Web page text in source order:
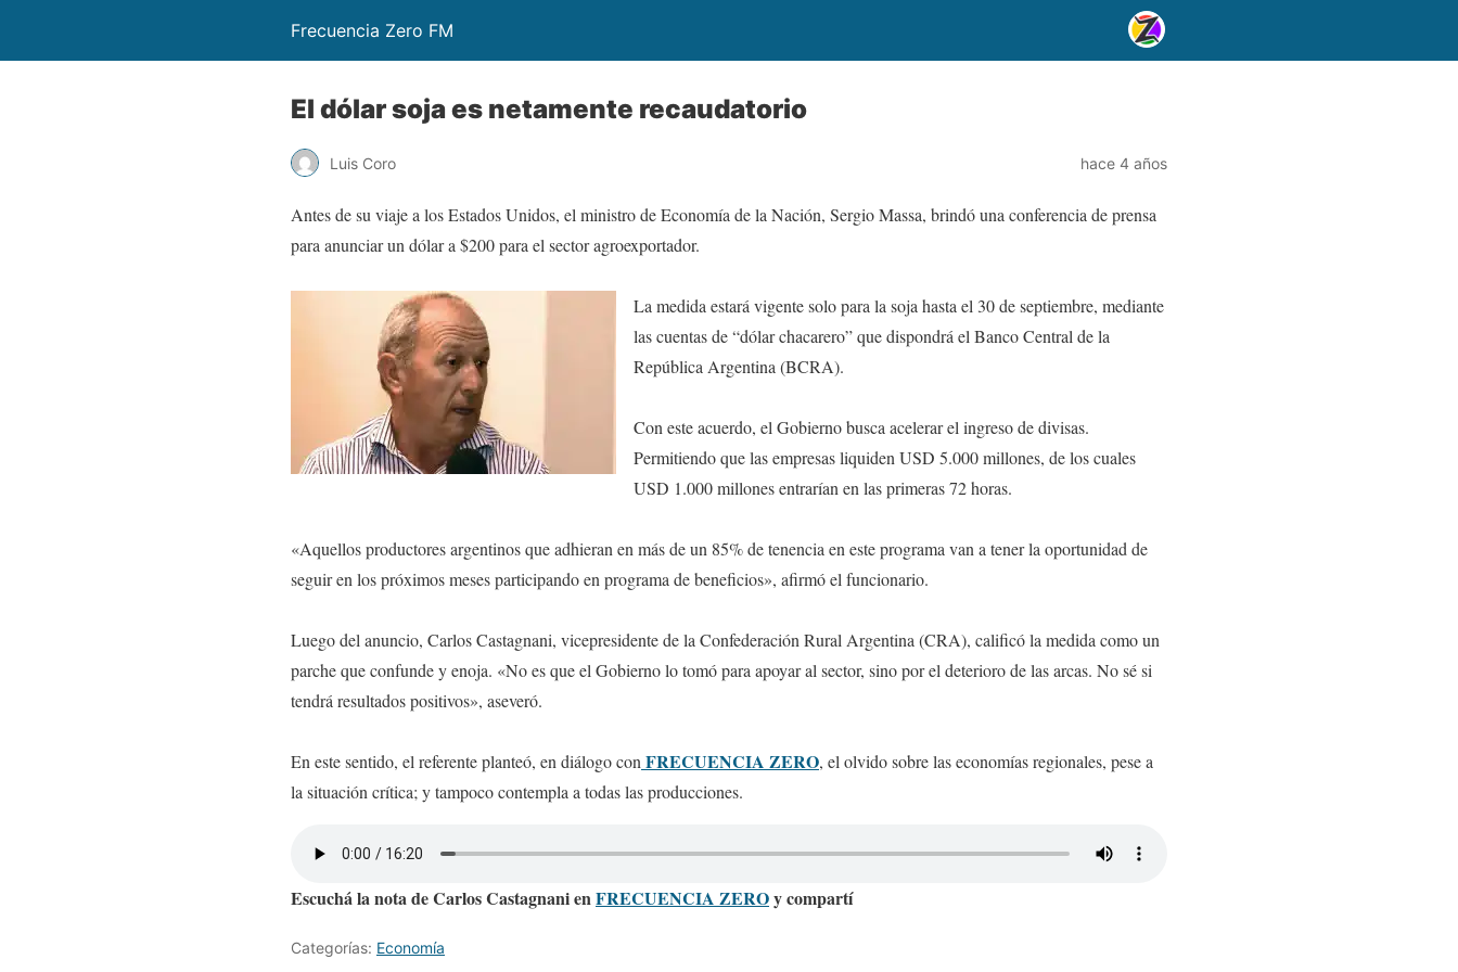
Frecuencia Zero FM
El dólar soja es netamente recaudatorio
Luis Coro hace 4 años
Antes de su viaje a los Estados Unidos, el ministro de Economía de la Nación, Sergio Massa, brindó una conferencia de prensa
para anunciar un dólar a $200 para el sector agroexportador.
La medida estará vigente solo para la soja hasta el 30 de septiembre, mediante
las cuentas de “dólar chacarero” que dispondrá el Banco Central de la
República Argentina (BCRA).
Con este acuerdo, el Gobierno busca acelerar el ingreso de divisas.
Permitiendo que las empresas liquiden USD 5.000 millones, de los cuales
USD 1.000 millones entrarían en las primeras 72 horas.
«Aquellos productores argentinos que adhieran en más de un 85% de tenencia en este programa van a tener la oportunidad de
seguir en los próximos meses participando en programa de beneficios», afirmó el funcionario.
Luego del anuncio, Carlos Castagnani, vicepresidente de la Confederación Rural Argentina (CRA), calificó la medida como un
parche que confunde y enoja. «No es que el Gobierno lo tomó para apoyar al sector, sino por el deterioro de las arcas. No sé si
tendrá resultados positivos», aseveró.
En este sentido, el referente planteó, en diálogo con FRECUENCIA ZERO, el olvido sobre las economías regionales, pese a
la situación crítica; y tampoco contempla a todas las producciones.
Escuchá la nota de Carlos Castagnani enFRECUENCIA ZEROy compartí
Categorías: Economía